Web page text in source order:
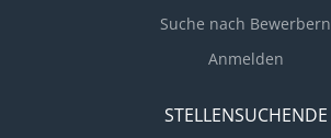
Suche nach Bewerbern
Anmelden
STELLENSUCHENDE